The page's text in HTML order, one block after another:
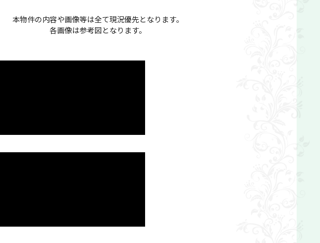
本物件の内容や画像等は全て現況優先となります。
各画像は参考図となります。